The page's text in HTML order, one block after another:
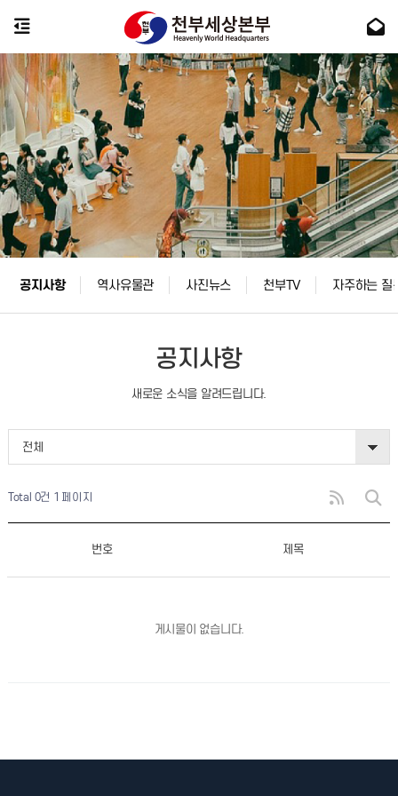
공지사항 역사유물관 사진뉴스 천부TV 자주하는 질
공지사항
새로운 소식을 알려드립니다.
전체
Total 0건 1 페이지
번호 제목
게시물이 없습니다.